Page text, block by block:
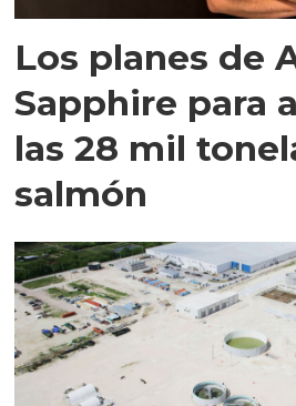
Los planes de
Sapphire para
las 28 mil
salmón